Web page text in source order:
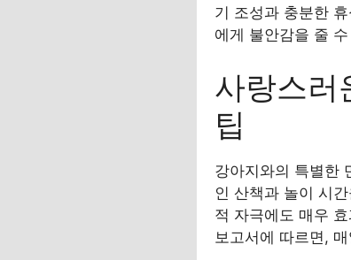
기 조성과 충분한
에게 불안감을 줄
사랑스러
팁
강아지와의 특별한
인 산책과 놀이 시
적 자극에도 매우
보고서에 따르면,